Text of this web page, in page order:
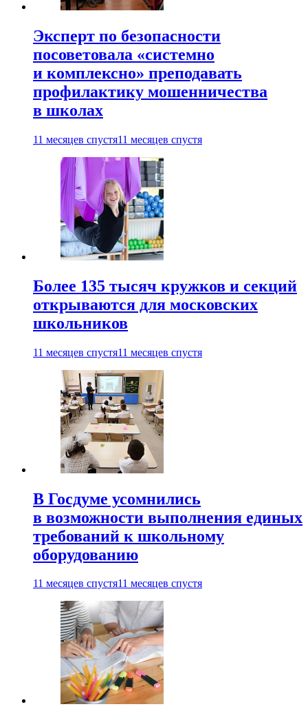
Эксперт по безопасности
посоветовала «системно
и комплексно» преподавать
профилактику мошенничества
в школах
11 месяцев спустя11 месяцев спустя
Более 135 тысяч кружков и секций
открываются для московских
школьников
11 месяцев спустя11 месяцев спустя
В Госдуме усомнились
в возможности выполнения единых
требований к школьному
оборудованию
11 месяцев спустя11 месяцев спустя